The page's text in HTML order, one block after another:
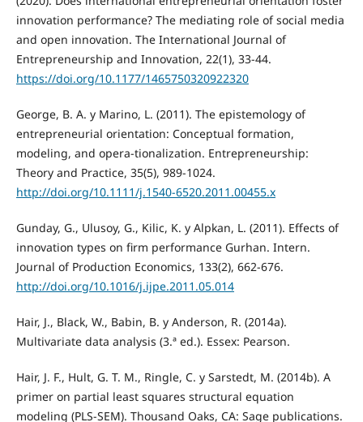
innovation performance? The mediating role of social media
and open innovation. The International Journal of
Entrepreneurship and Innovation, 22(1), 33-44.
https://doi.org/10.1177/1465750320922320
George, B. A. y Marino, L. (2011). The epistemology of
entrepreneurial orientation: Conceptual formation,
modeling, and opera-tionalization. Entrepreneurship:
Theory and Practice, 35(5), 989-1024.
http://doi.org/10.1111/j.1540-6520.2011.00455.x
Gunday, G., Ulusoy, G., Kilic, K. y Alpkan, L. (2011). Effects of
innovation types on firm performance Gurhan. Intern.
Journal of Production Economics, 133(2), 662-676.
http://doi.org/10.1016/j.ijpe.2011.05.014
Hair, J., Black, W., Babin, B. y Anderson, R. (2014a).
Multivariate data analysis (3.ª ed.). Essex: Pearson.
Hair, J. F., Hult, G. T. M., Ringle, C. y Sarstedt, M. (2014b). A
primer on partial least squares structural equation
modeling (PLS-SEM). Thousand Oaks, CA: Sage publications.